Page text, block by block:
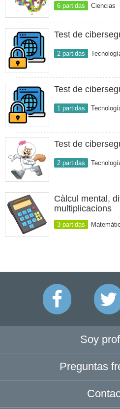
6 partidas Ciencias
Test de
2 partidas
Test de
1 partidas
Test de
2 partidas
Càlcul mental,
multiplicacions
3 partidas
Soy
Preguntas